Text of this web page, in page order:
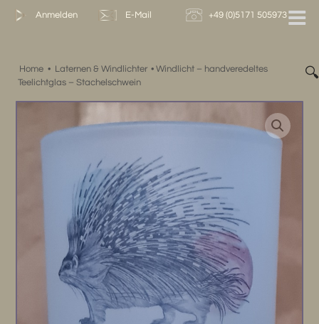
Zum
Anmelden E-Mail +49 (0)5171 505973
Home • Laternen & Windlichter •Windlicht – handveredeltes
Teelichtglas – Stachelschwein
🔍